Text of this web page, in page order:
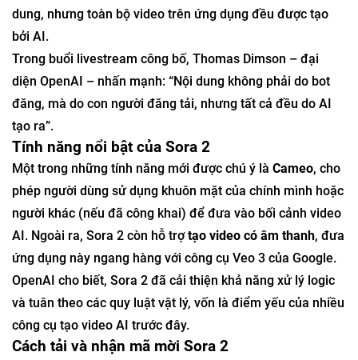
dung, nhưng toàn bộ video trên ứng dụng đều được tạo
bởi AI.
Trong buổi livestream công bố, Thomas Dimson – đại
diện OpenAI – nhấn mạnh: “Nội dung không phải do bot
đăng, mà do con người đăng tải, nhưng tất cả đều do AI
tạo ra”.
Tính năng nổi bật của Sora 2
Một trong những tính năng mới được chú ý là Cameo, cho
phép người dùng sử dụng khuôn mặt của chính mình hoặc
người khác (nếu đã công khai) để đưa vào bối cảnh video
AI. Ngoài ra, Sora 2 còn hỗ trợtạo video có âm thanh, đưa
ứng dụng này ngang hàng với công cụ Veo 3 của Google.
OpenAI cho biết, Sora 2 đã cải thiện khả năng xử lý logic
và tuân theo các quy luật vật lý, vốn là điểm yếu của nhiều
công cụ tạo video AI trước đây.
Cách tải và nhận mã mời Sora 2